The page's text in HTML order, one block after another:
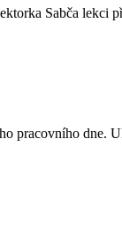
Sabča lekci
pracovního